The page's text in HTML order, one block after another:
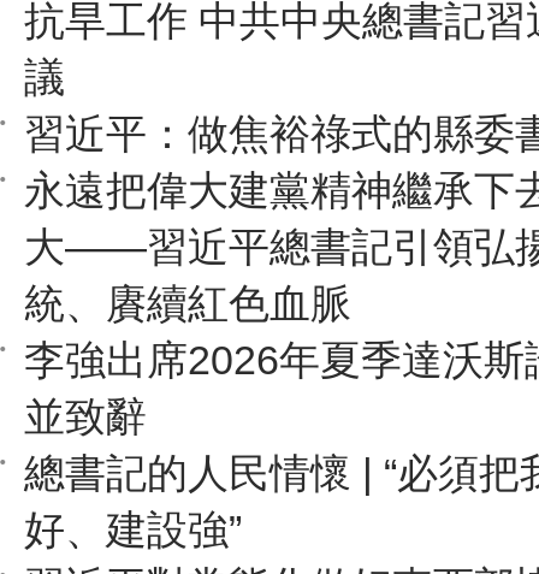
抗旱工作 中共中央總書記習
議
習近平：做焦裕祿式的縣委
永遠把偉大建黨精神繼承下
大——習近平總書記引領弘
統、賡續紅色血脈
李強出席2026年夏季達沃斯
並致辭
總書記的人民情懷 | “必須把
好、建設強”